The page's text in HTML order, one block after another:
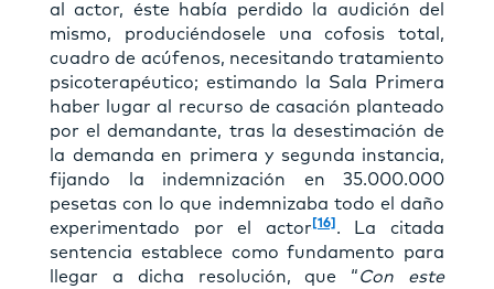
al actor, éste había perdido la audición del
mismo, produciéndosele una cofosis total,
cuadro de acúfenos, necesitando tratamiento
psicoterapéutico; estimando la Sala Primera
haber lugar al recurso de casación planteado
por el demandante, tras la desestimación de
la demanda en primera y segunda instancia,
fijando la indemnización en 35.000.000
pesetas con lo que indemnizaba todo el daño
experimentado por el actor[16] . La citada
sentencia establece como fundamento para
llegar a dicha resolución, que “Con este